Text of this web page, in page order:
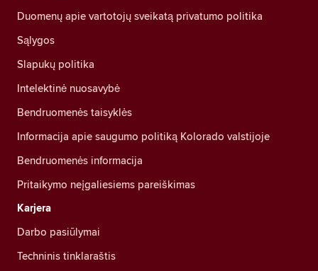
Duomenų apie vartotojų sveikatą privatumo politika
Sąlygos
Slapukų politika
Intelektinė nuosavybė
Bendruomenės taisyklės
Informacija apie saugumo politiką Kolorado valstijoje
Bendruomenės informacija
Pritaikymo neįgaliesiems pareiškimas
Karjera
Darbo pasiūlymai
Techninis tinklaraštis